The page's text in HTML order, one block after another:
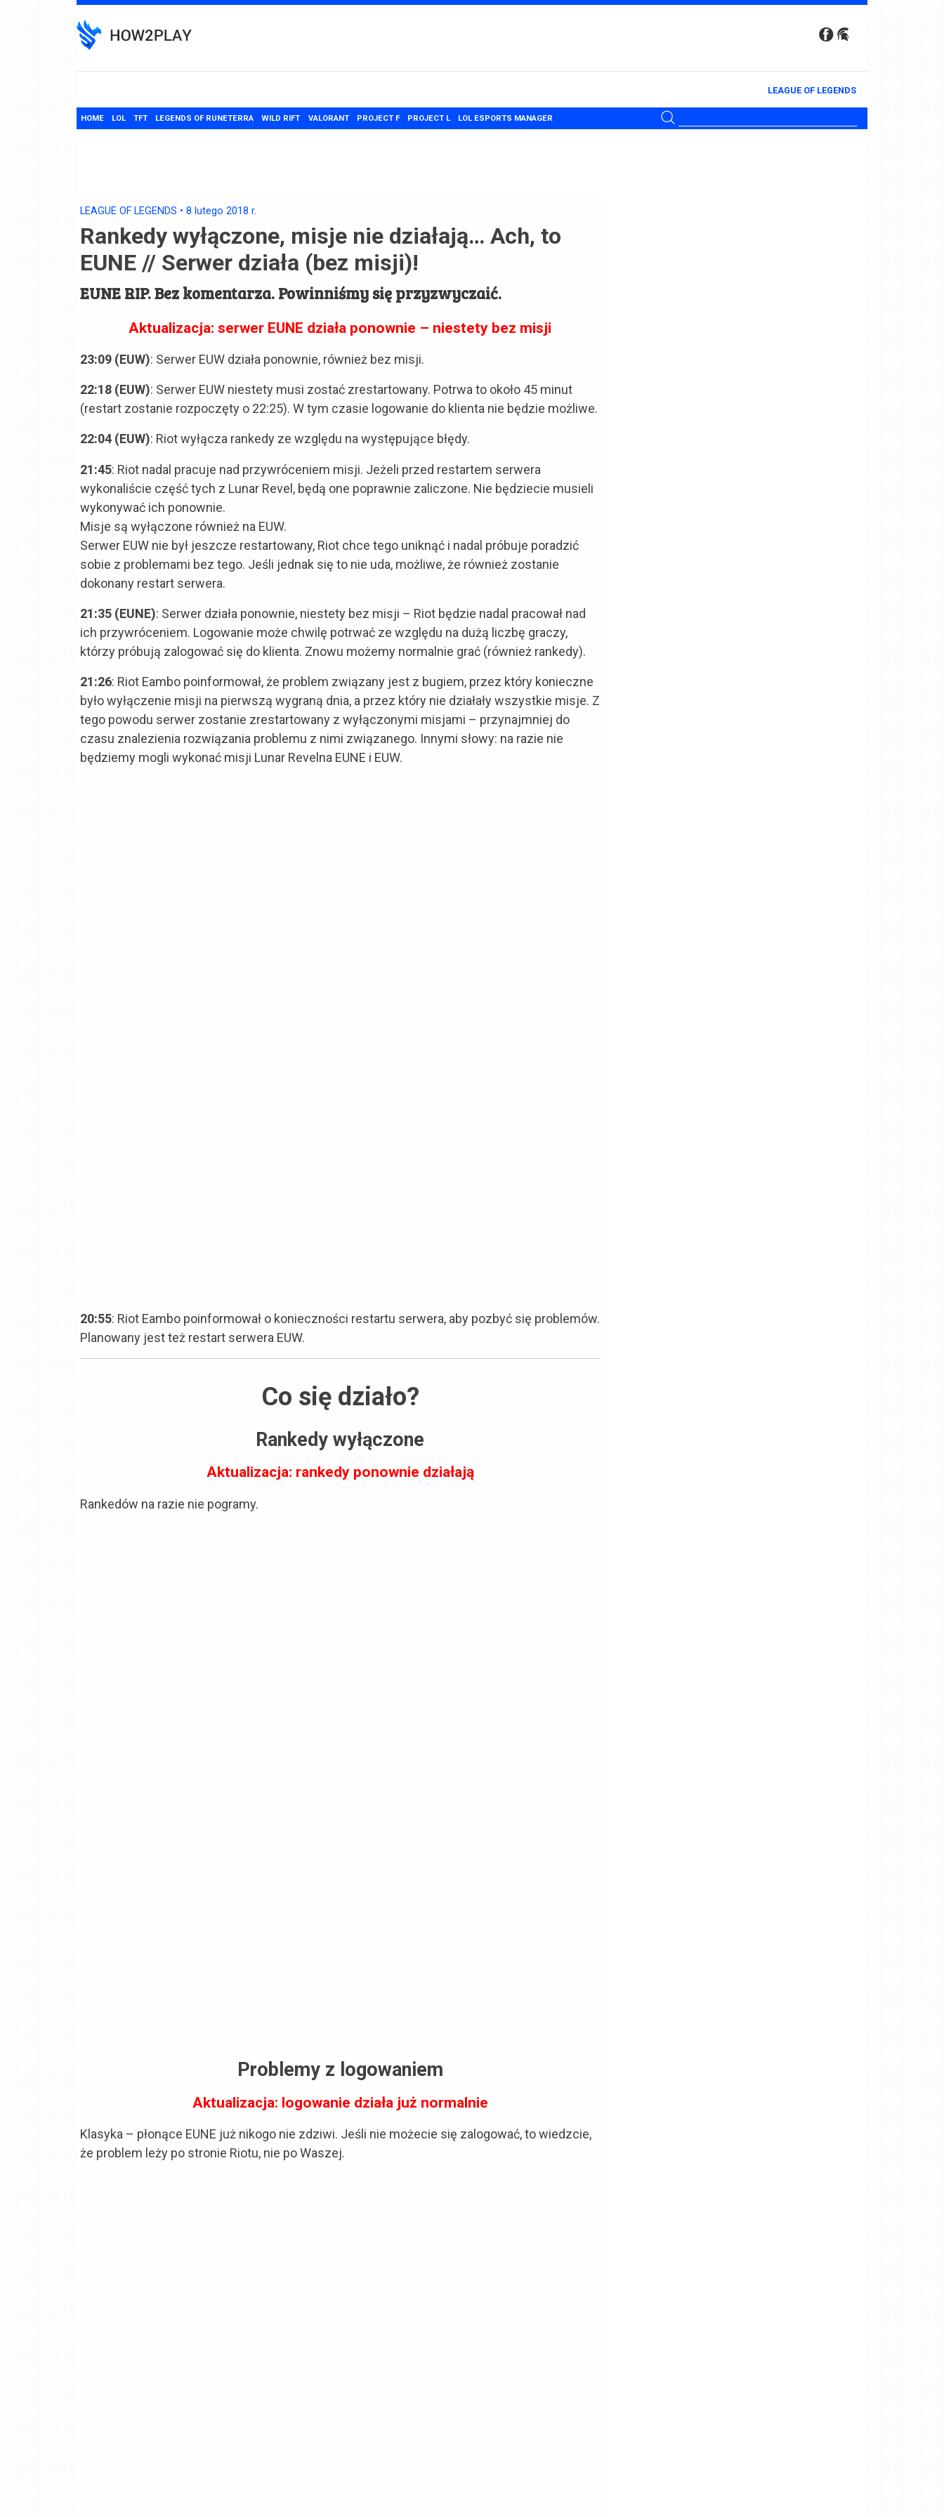
to
content
LEAGUE OF LEGENDS
HOME LOL TFT LEGENDS OF RUNETERRA WILD RIFT VALORANT PROJECT F PROJECT L LOL ESPORTS MANAGER
LEAGUE OF LEGENDS • 8 lutego 2018 r.
Rankedy wyłączone, misje nie działają… Ach, to
EUNE // Serwer działa (bez misji)!
EUNE RIP. Bez komentarza. Powinniśmy się przyzwyczaić.
Aktualizacja: serwer EUNE działa ponownie – niestety bez misji
23:09 (EUW): Serwer EUW działa ponownie, również bez misji.
22:18 (EUW): Serwer EUW niestety musi zostać zrestartowany. Potrwa to około 45 minut
(restart zostanie rozpoczęty o 22:25). W tym czasie logowanie do klienta nie będzie możliwe.
22:04 (EUW): Riot wyłącza rankedy ze względu na występujące błędy.
21:45: Riot nadal pracuje nad przywróceniem misji. Jeżeli przed restartem serwera
wykonaliście część tych z Lunar Revel, będą one poprawnie zaliczone. Nie będziecie musieli
wykonywać ich ponownie.
Misje są wyłączone również na EUW.
Serwer EUW nie był jeszcze restartowany, Riot chce tego uniknąć i nadal próbuje poradzić
sobie z problemami bez tego. Jeśli jednak się to nie uda, możliwe, że również zostanie
dokonany restart serwera.
21:35 (EUNE): Serwer działa ponownie, niestety bez misji – Riot będzie nadal pracował nad
ich przywróceniem. Logowanie może chwilę potrwać ze względu na dużą liczbę graczy,
którzy próbują zalogować się do klienta. Znowu możemy normalnie grać (również rankedy).
21:26: Riot Eambo poinformował, że problem związany jest z bugiem, przez który konieczne
było wyłączenie misji na pierwszą wygraną dnia, a przez który nie działały wszystkie misje. Z
tego powodu serwer zostanie zrestartowany z wyłączonymi misjami – przynajmniej do
czasu znalezienia rozwiązania problemu z nimi związanego. Innymi słowy: na razie nie
będziemy mogli wykonać misji Lunar Revelna EUNE i EUW.
20:55: Riot Eambo poinformował o konieczności restartu serwera, aby pozbyć się problemów.
Planowany jest też restart serwera EUW.
Co się działo?
Rankedy wyłączone
Aktualizacja: rankedy ponownie działają
Rankedów na razie nie pogramy.
Problemy z logowaniem
Aktualizacja: logowanie działa już normalnie
Klasyka – płonące EUNE już nikogo nie zdziwi. Jeśli nie możecie się zalogować, to wiedzcie,
że problem leży po stronie Riotu, nie po Waszej.